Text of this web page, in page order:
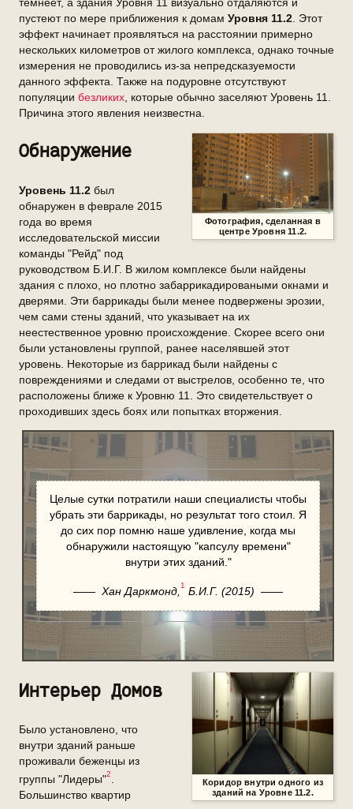
темнеет, а здания Уровня 11 визуально отдаляются и
пустеют по мере приближения к домам Уровня 11.2. Этот
эффект начинает проявляться на расстоянии примерно
нескольких километров от жилого комплекса, однако точные
измерения не проводились из-за непредсказуемости
данного эффекта. Также на подуровне отсутствуют
популяции безликих, которые обычно заселяют Уровень 11.
Причина этого явления неизвестна.
Фотография, сделанная в
центре Уровня 11.2.
Обнаружение
Уровень 11.2 был
обнаружен в феврале 2015
года во время
исследовательской миссии
команды "Рейд" под
руководством Б.И.Г. В жилом комплексе были найдены
здания с плохо, но плотно забаррикадироваными окнами и
дверями. Эти баррикады были менее подвержены эрозии,
чем сами стены зданий, что указывает на их
неестественное уровню происхождение. Скорее всего они
были установлены группой, ранее населявшей этот
уровень. Некоторые из баррикад были найдены с
повреждениями и следами от выстрелов, особенно те, что
расположены ближе к Уровню 11. Это свидетельствует о
проходивших здесь боях или попытках вторжения.
Целые сутки потратили наши специалисты чтобы
убрать эти баррикады, но результат того стоил. Я
до сих пор помню наше удивление, когда мы
обнаружили настоящую "капсулу времени"
внутри этих зданий."
—— Хан Даркмонд, 1 Б.И.Г. (2015) ——
Коридор внутри одного из
зданий на Уровне 11.2.
Интерьер Домов
Было установлено, что
внутри зданий раньше
проживали беженцы из
группы "Лидеры"2
Большинство квартир